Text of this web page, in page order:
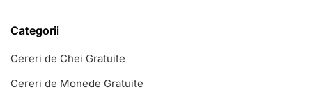
Categorii
Cereri de Chei Gratuite
Cereri de Monede Gratuite